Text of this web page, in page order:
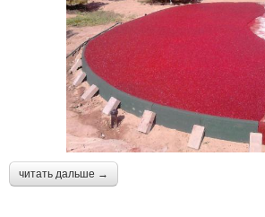
читать дальше →